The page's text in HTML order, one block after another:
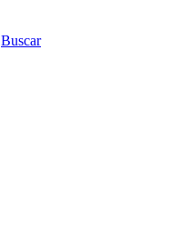
Buscar